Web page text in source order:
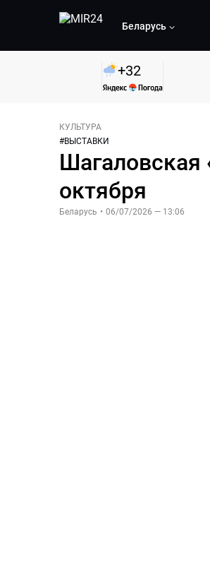
Беларусь
+32
КУЛЬТУРА
#ВЫСТАВКИ
Шагаловская
октября
Беларусь • 06/07/2026 — 13:06